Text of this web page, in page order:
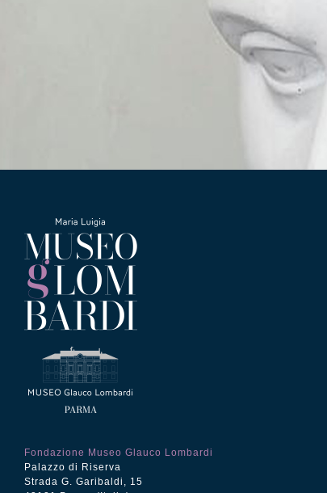
Fondazione Museo Glauco Lombardi
Palazzo di Riserva
Strada G. Garibaldi, 15